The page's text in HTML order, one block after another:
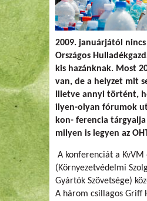
2009. januárjától
Országos
kis hazánknak. Most
van, de a helyzet mit
Illetve annyi történt,
ilyen-olyan fórumok
kon- ferencia
milyen is legyen az
A konferenciát a KvVM
(Környezetvédelmi
Gyártók Szövetsége)
A három csillagos Griff